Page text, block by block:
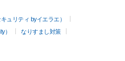
ュリティ byイエラエ）
）
なりすまし対策